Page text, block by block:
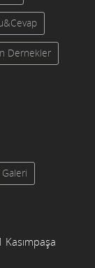
Dernekler
Galeri